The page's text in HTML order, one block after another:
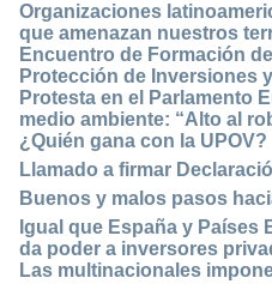
Organizaciones
que amenazan nuestros
Encuentro de Formación
Protección de Inversiones
Protesta en el Parlamento
medio ambiente: “Alto al
¿Quién gana con la UPOV?
Llamado a firmar
Buenos ­y malos pasos
Igual que España y Países
da poder a inversores
Las multinacionales